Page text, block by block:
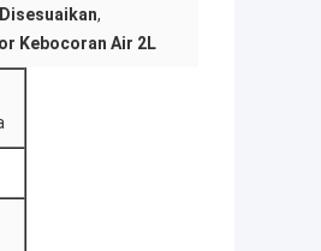
,
Kebocoran Air 2L